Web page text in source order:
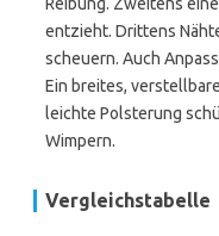
entzieht. Drittens
scheuern. Auch
Ein breites,
leichte Polsterung
Wimpern.
Vergleichstabelle